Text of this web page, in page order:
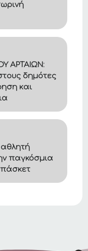
ΑΡΤΑΙΩΝ:
δημότες
και
παγκόσμια